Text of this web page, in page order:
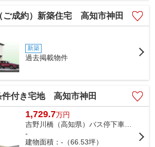
ご成約）新築住宅 高知市神田
新築
過去掲載物件
件付き宅地 高知市神田
1,729.7万円
吉野川橋（高知県）バス停下車 徒歩5分
-
建物面積：-（66.53坪）